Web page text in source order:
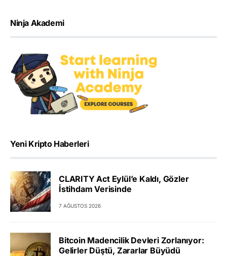
Ninja Akademi
Yeni Kripto Haberleri
CLARITY Act Eylül’e Kaldı, Gözler
İstihdam Verisinde
7 AĞUSTOS 2026
Bitcoin Madencilik Devleri Zorlanıyor:
Gelirler Düştü, Zararlar Büyüdü